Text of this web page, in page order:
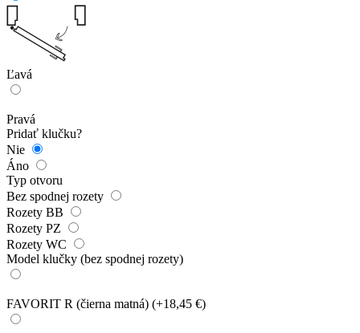
Ľavá
Pravá
Pridať klučku?
Nie
Áno
Typ otvoru
Bez spodnej rozety
Rozety BB
Rozety PZ
Rozety WC
Model klučky (bez spodnej rozety)
FAVORIT R (čierna matná) (+18,45 €)